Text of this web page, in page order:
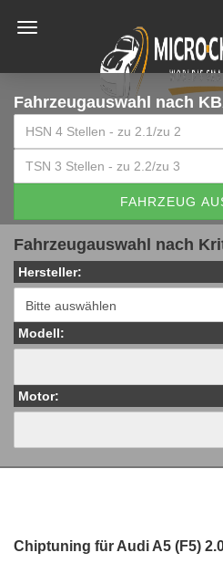
Fahrzeugauswahl nach
FAHRZEUG
Fahrzeugauswahl nach
Hersteller:
Modell:
Motor:
Chiptuning für Audi A5 (F5)